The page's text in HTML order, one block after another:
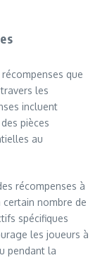
que
les
incluent
pièces
au
récompenses à
nombre de
spécifiques
les joueurs à
pendant la